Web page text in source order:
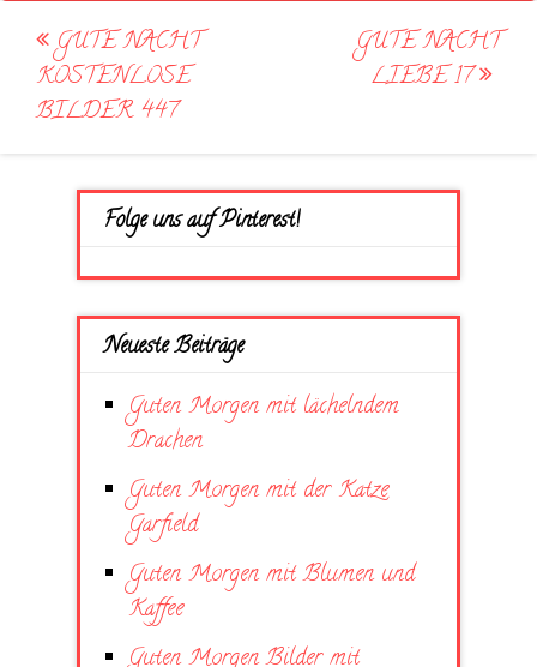
Post
navigation
GUTE NACHT
KOSTENLOSE
BILDER 447
GUTE NACHT
LIEBE 17
Folge uns auf Pinterest!
Neueste Beiträge
Guten Morgen mit lächelndem
Drachen
Guten Morgen mit der Katze
Garfield
Guten Morgen mit Blumen und
Kaffee
Guten Morgen Bilder mit